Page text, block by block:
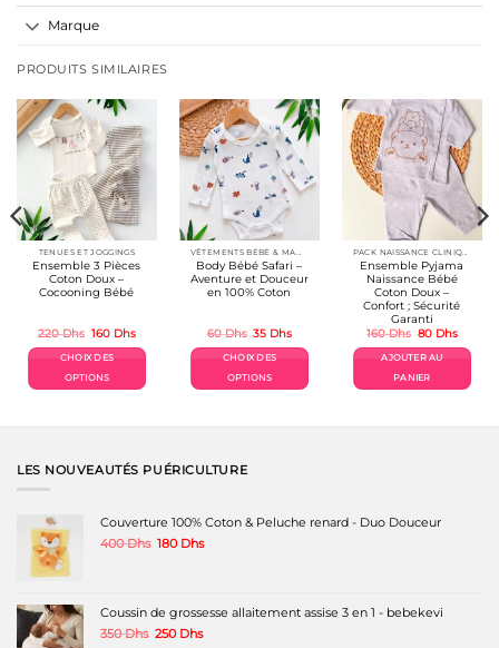
Marque
PRODUITS SIMILAIRES
TENUES ET JOGGINGS
Ensemble 3 Pièces
Coton Doux –
Cocooning Bébé
220Dhs Le
initial
était :
220 Dhs.
160 DhsLe
actuel
CHOIX DES
OPTIONS
a
variations.
être
choisies
du
produit
VÊTEMENTS BÉBÉ & MAMAN
Body Bébé Safari –
Aventure et Douceur
en 100% Coton
60Dhs Le
initial
était :
60 Dhs.
35 DhsLe
actuel
CHOIX DES
OPTIONS
a
être
du
PACK NAISSANCE CLINIQUE BÉBÉ
Ensemble Pyjama
Naissance Bébé
Coton Doux –
Confort ; Sécurité
Garanti
160Dhs Le
initial
était :
160 Dhs.
80 DhsLe
actuel
AJOUTER AU
PANIER
LES NOUVEAUTÉS PUÉRICULTURE
Couverture 100% Coton & Peluche renard - Duo Douceur
400Dhs Le
400 Dhs.
180 DhsLe
180 Dhs.
Coussin de grossesse allaitement assise 3 en 1 - bebekevi
350Dhs Le
250 DhsLe